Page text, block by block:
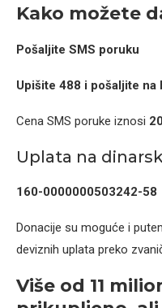
Kako možete
Pošaljite SMS poruku
Upišite 488 i pošaljite na
Cena SMS poruke iznosi
Uplata na
160-0000000503242-58
Donacije su moguće i
deviznih uplata preko
Više od 11